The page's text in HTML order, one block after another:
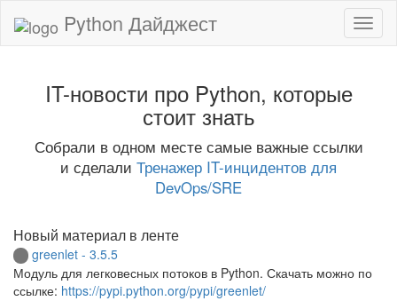
Python Дайджест
IT-новости про Python, которые
стоит знать
Собрали в одном месте самые важные ссылки
и сделали Тренажер IT-инцидентов для
DevOps/SRE
Новый материал в ленте
greenlet - 3.5.5
Модуль для легковесных потоков в Python. Скачать можно по
ссылке: https://pypi.python.org/pypi/greenlet/